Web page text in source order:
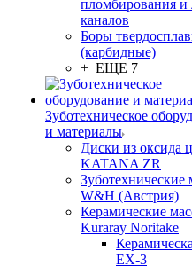
пломбирования и
каналов
Боры
(карбидные)
+ ЕЩЕ 7
Зуботехническое
и материалы
Диски из оксида
KATANA ZR
Зуботехнические
W&H (Австрия)
Керамические
Kuraray Noritake
EX-3